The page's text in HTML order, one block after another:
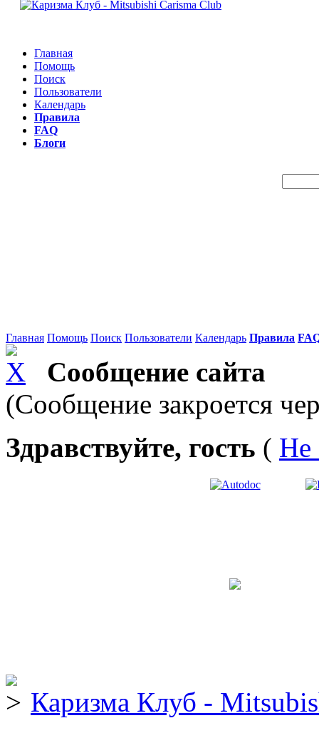
Главная
Помощь
Поиск
Пользователи
Календарь
Правила
FAQ
Блоги
Главная Помощь Поиск Пользователи Календарь Правила
Сообщение сайта
(Сообщение закроется
Здравствуйте, гость ( Не
Каризма Клуб -